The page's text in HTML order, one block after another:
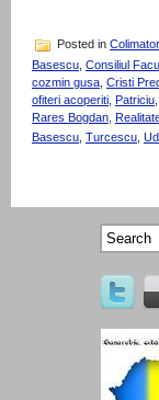
Posted in
Basescu, Consiliul
cozmin gusa, Cristi
ofiteri acoperiti, Patriciu,
Rares Bogdan,
Basescu Turcescu